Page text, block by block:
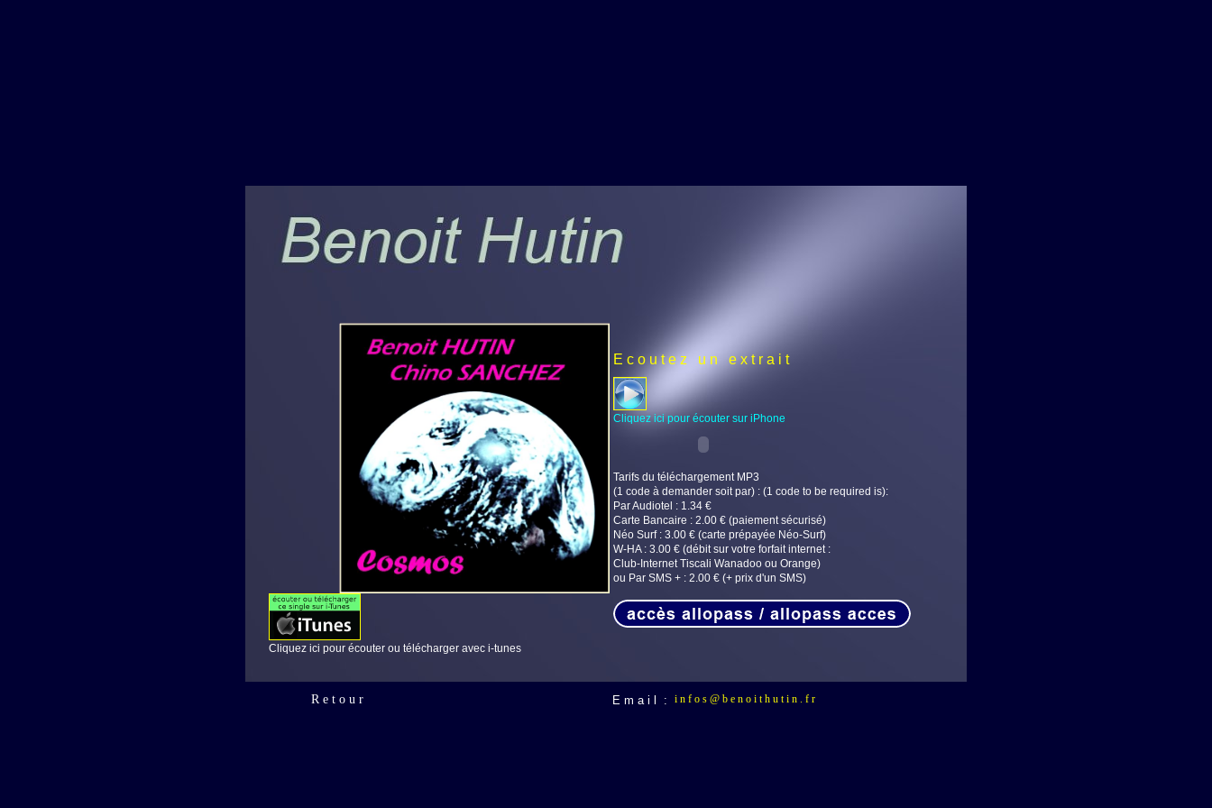
Cliquez ici pour écouter ou télécharger avec i-tunes
E c o u t e z u n e x t r a i t
Cliquez ici pour écouter sur iPhone
Tarifs du téléchargement MP3
(1 code à demander soit par) : (1 code to be required is):
Par Audiotel : 1.34 €
Carte Bancaire : 2.00 € (paiement sécurisé)
Néo Surf : 3.00 € (carte prépayée Néo-Surf)
W-HA : 3.00 € (débit sur votre forfait internet :
Club-Internet Tiscali Wanadoo ou Orange)
ou Par SMS + : 2.00 € (+ prix d'un SMS)
R e t o u r E m a i l : i n f o s @ b e n o i t h u t i n . f r